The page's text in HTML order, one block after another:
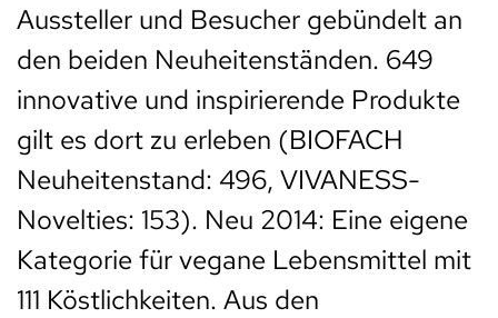
Aussteller und Besucher gebündelt an
den beiden Neuheitenständen. 649
innovative und inspirierende Produkte
gilt es dort zu erleben (BIOFACH
Neuheitenstand: 496, VIVANESS-
Novelties: 153). Neu 2014: Eine eigene
Kategorie für vegane Lebensmittel mit
111 Köstlichkeiten. Aus den